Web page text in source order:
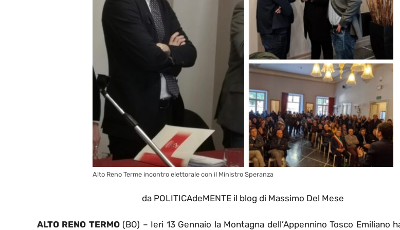
Alto Reno Terme incontro elettorale con il Ministro Speranza
da POLITICAdeMENTE il blog di Massimo Del Mese
ALTO RENO TERMO(BO) – Ieri 13 Gennaio la Montagna dell’Appennino Tosco Emiliano